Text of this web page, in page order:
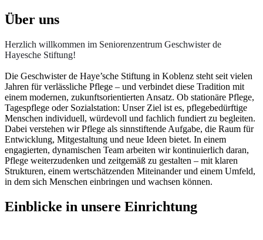
Über uns
Herzlich willkommen im Seniorenzentrum Geschwister de
Hayesche Stiftung!
Die Geschwister de Haye’sche Stiftung in Koblenz steht seit vielen
Jahren für verlässliche Pflege – und verbindet diese Tradition mit
einem modernen, zukunftsorientierten Ansatz. Ob stationäre Pflege,
Tagespflege oder Sozialstation: Unser Ziel ist es, pflegebedürftige
Menschen individuell, würdevoll und fachlich fundiert zu begleiten.
Dabei verstehen wir Pflege als sinnstiftende Aufgabe, die Raum für
Entwicklung, Mitgestaltung und neue Ideen bietet. In einem
engagierten, dynamischen Team arbeiten wir kontinuierlich daran,
Pflege weiterzudenken und zeitgemäß zu gestalten – mit klaren
Strukturen, einem wertschätzenden Miteinander und einem Umfeld,
in dem sich Menschen einbringen und wachsen können.
Einblicke in unsere Einrichtung